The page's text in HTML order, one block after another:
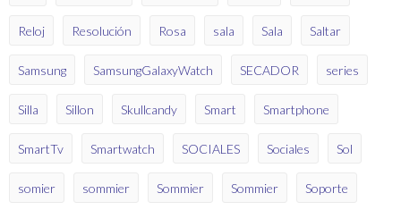
Reloj Resolución Rosa sala Sala Saltar
Samsung SamsungGalaxyWatch SECADOR series
Silla Sillon Skullcandy Smart Smartphone
SmartTv Smartwatch SOCIALES Sociales Sol
somier sommier Sommier Sommier Soporte